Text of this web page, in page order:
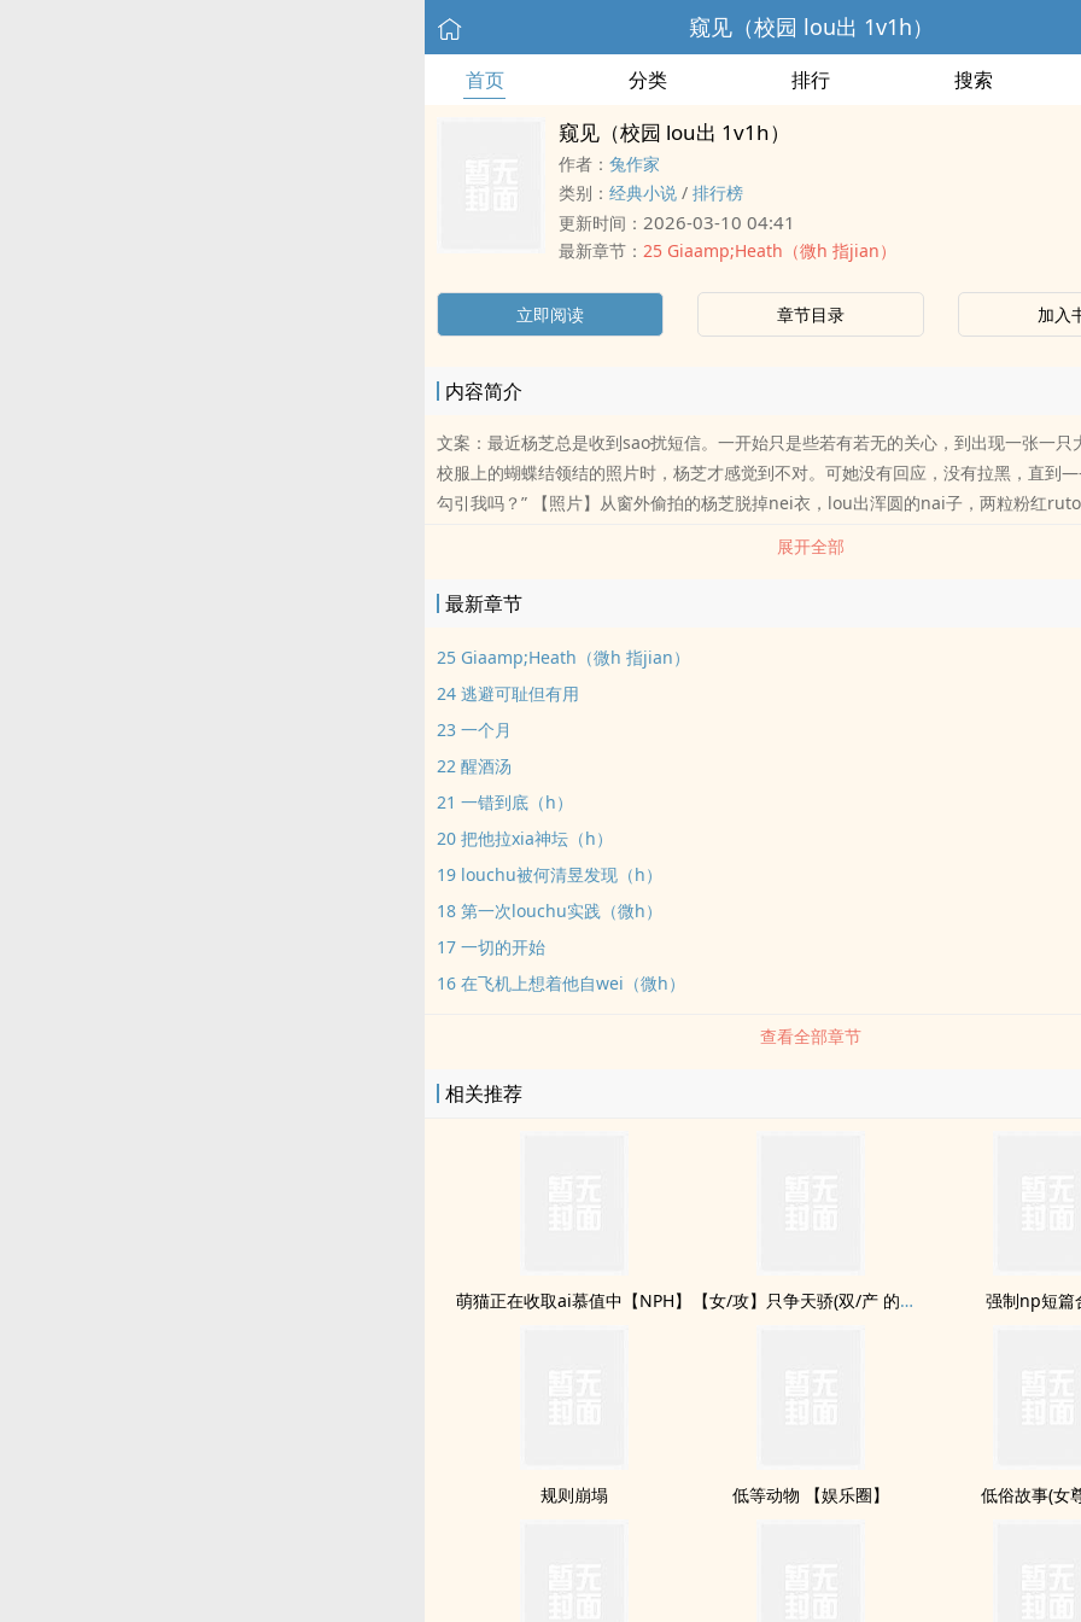
窥见（校园 lou出 1v1h）
首页 分类 排行 搜索
窥见（校园 lou出 1v1h）
作者： 兔作家
类别： 经典小说 / 排行榜
更新时间： 2026-03-10 04:41
最新章节： 25 Giaamp;Heath（微h 指jian）
立即阅读 章节目录 加入
内容简介
文案：最近杨芝总是收到sao扰短信。一开始只是些若有若无的关心，到出现一张一只
校服上的蝴蝶结领结的照片时，杨芝才感觉到不对。可她没有回应，没有拉黑，直到
勾引我吗？” 【照片】从窗外偷拍的杨芝脱掉nei衣，lou出浑圆的nai子，两粒粉红
ting起“芝芝的nai子好美” 【照片】一只骨节分明布满青jin的大手握住一gen粉nencu
本该害怕，或者感到恶心。可回到家后，她却在房间里脱光衣服，对着窗户张大双tui，
照片自wei。杨芝：外表高冷美艳实则是有lou出癖的自恋狂何清昱：表面风光霁月实
主有暧昧关系（也许会有亲密行为）但只是推动qing节发展的作用最终结局一定会是女
自行避雷！*pps：因为是lou出文，所以不可避免的会出现女主lou出被非男主的人看
展开全部
最新章节
25 Giaamp;Heath（微h 指jian）
24 逃避可耻但有用
23 一个月
22 醒酒汤
21 一错到底（h）
20 把他拉xia神坛（h）
19 louchu被何清昱发现（h）
18 第一次louchu实践（微h）
17 一切的开始
16 在飞机上想着他自wei（微h）
查看全部章节
相关推荐
萌猫正在收取ai慕值中【NPH】 【女/攻】只争天骄(双/产 的番外 强制np短篇
规则崩塌 低等动物 【娱乐圈】 低俗故事(女